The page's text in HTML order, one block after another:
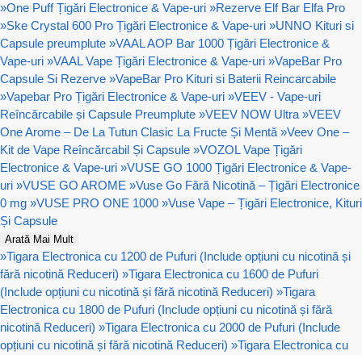
»One Puff Țigări Electronice & Vape-uri »Rezerve Elf Bar Elfa Pro
»Ske Crystal 600 Pro Țigări Electronice & Vape-uri »UNNO Kituri si
Capsule preumplute »VAAL AOP Bar 1000 Țigări Electronice &
Vape-uri »VAAL Vape Țigări Electronice & Vape-uri »VapeBar Pro
Capsule Si Rezerve »VapeBar Pro Kituri si Baterii Reincarcabile
»Vapebar Pro Țigări Electronice & Vape-uri »VEEV - Vape-uri
Reîncărcabile și Capsule Preumplute »VEEV NOW Ultra »VEEV
One Arome – De La Tutun Clasic La Fructe Și Mentă »Veev One –
Kit de Vape Reîncărcabil Și Capsule »VOZOL Vape Țigări
Electronice & Vape-uri »VUSE GO 1000 Țigări Electronice & Vape-
uri »VUSE GO AROME »Vuse Go Fără Nicotină – Țigări Electronice
0 mg »VUSE PRO ONE 1000 »Vuse Vape – Țigări Electronice, Kituri
Și Capsule
Arată Mai Mult
»Tigara Electronica cu 1200 de Pufuri (Include opțiuni cu nicotină și
fără nicotină Reduceri) »Tigara Electronica cu 1600 de Pufuri
(Include opțiuni cu nicotină și fără nicotină Reduceri) »Tigara
Electronica cu 1800 de Pufuri (Include opțiuni cu nicotină și fără
nicotină Reduceri) »Tigara Electronica cu 2000 de Pufuri (Include
opțiuni cu nicotină și fără nicotină Reduceri) »Tigara Electronica cu